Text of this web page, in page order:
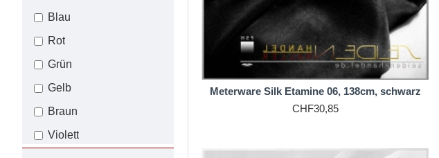
Blau
Rot
Grün
Gelb
Braun
Violett
Meterware Silk Etamine 06, 138cm, schwarz
CHF30,85